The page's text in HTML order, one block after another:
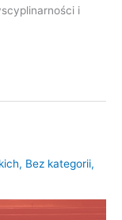
i
, Bez kategorii,